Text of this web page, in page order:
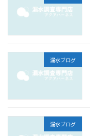
漏水ブログ
漏水ブログ